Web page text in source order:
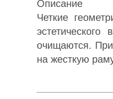
Описание
Четкие
очищаются. При
на жесткую